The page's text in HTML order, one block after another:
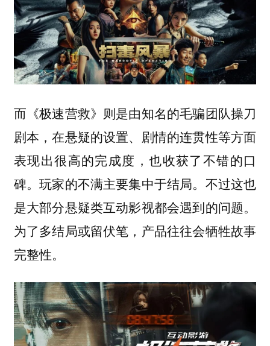
而《极速营救》则是由知名的毛骗团队操刀
剧本，在悬疑的设置、剧情的连贯性等方面
表现出很高的完成度，也收获了不错的口
碑。玩家的不满主要集中于结局。不过这也
是大部分悬疑类互动影视都会遇到的问题。
为了多结局或留伏笔，产品往往会牺牲故事
完整性。